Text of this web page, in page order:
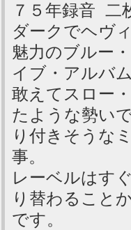
７５年録音 二
ダークでヘヴ
魅力のブルー
イブ・アルバ
敢えてスロー
たような勢い
り付きそうな
事。
レーベルはす
り替わること
です。